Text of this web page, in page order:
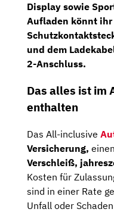
Display sowie
Aufladen könnt ihr
und dem
2-Anschluss.
Das alles ist im
enthalten
Das All-inclusive
Versicherung,
Verschleiß,
Kosten für
sind in einer Rate
Unfall oder